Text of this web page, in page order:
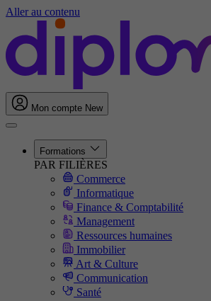
Aller au contenu
Mon compte New
Formations
PAR FILIÈRES
Commerce
Informatique
Finance & Comptabilité
Management
Ressources humaines
Immobilier
Art & Culture
Communication
Santé